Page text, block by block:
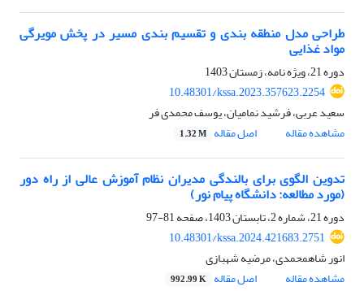
طراحی مدل منطقه بندی و تقسیم بندی مسیر در پخش مویرگی
مواد غذایی
دوره 21، ویژه نامه، زمستان 1403
10.48301/kssa.2023.357623.2254
سعید عربی، فرشید نمامیان، یوسف محمدی فر
مشاهده مقاله
اصل مقاله 1.32 M
تدوین الگوی برای بالندگی مدیران نظام آموزش عالی از راه دور
(مورد مطالعه: دانشگاه پیام نور)
دوره 21، شماره 2، تابستان 1403، صفحه
81-97
10.48301/kssa.2024.421683.2751
انور شاهمحمدی، مرضیه شهبازی
مشاهده مقاله
اصل مقاله 992.99 K